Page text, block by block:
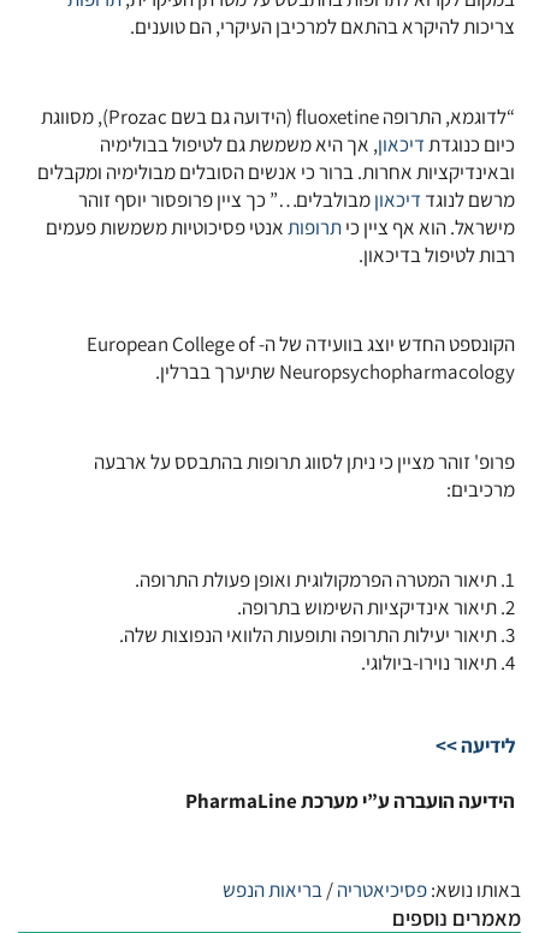
צריכות להיקרא בהתאם למרכיבן העיקרי, הם טוענים.
“לדוגמא, התרופה fluoxetine (הידועה גם בשם Prozac), מסווגת
כיום כנוגדתדיכאון, אך היא משמשת גם לטיפול בבולימיה
ובאינדיקציות אחרות. ברור כי אנשים הסובלים מבולימיה ומקבלים
מרשם לנוגדדיכאוןמבולבלים…” כך ציין פרופסור יוסף זוהר
מישראל. הוא אף ציין כיתרופותאנטי פסיכוטיות משמשות פעמים
רבות לטיפול בדיכאון.
הקונספט החדש יוצג בוועידה של ה- European College of
Neuropsychopharmacology שתיערך בברלין.
פרופ' זוהר מציין כי ניתן לסווג תרופות בהתבסס על ארבעה
מרכיבים:
1. תיאור המטרה הפרמקולוגית ואופן פעולת התרופה.
2. תיאור אינדיקציות השימוש בתרופה.
3. תיאור יעילות התרופה ותופעות הלוואי הנפוצות שלה.
4. תיאור נוירו-ביולוגי.
לידיעה >>
הידיעה הועברה ע”י מערכת PharmaLine
באותו נושא:פסיכיאטריה/בריאות הנפש
מאמרים נוספים